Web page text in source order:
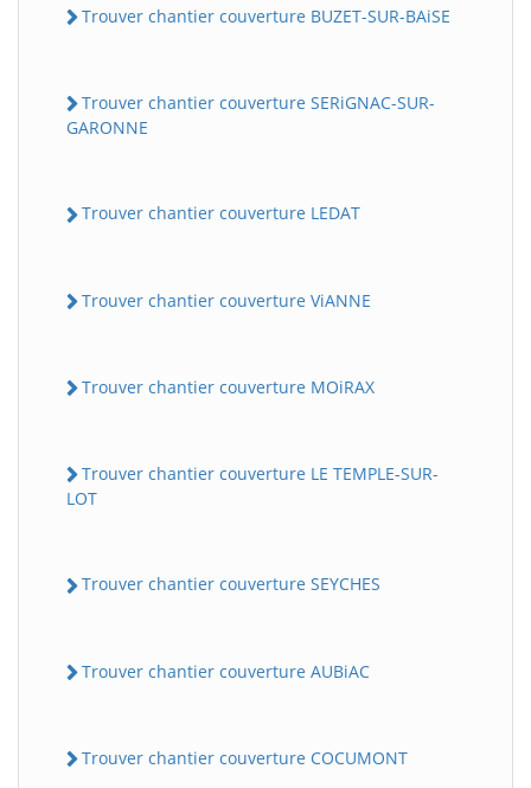
Trouver chantier couverture BUZET-SUR-BAiSE
Trouver chantier couverture SERiGNAC-SUR-
GARONNE
Trouver chantier couverture LEDAT
Trouver chantier couverture ViANNE
Trouver chantier couverture MOiRAX
Trouver chantier couverture LE TEMPLE-SUR-
LOT
Trouver chantier couverture SEYCHES
Trouver chantier couverture AUBiAC
Trouver chantier couverture COCUMONT